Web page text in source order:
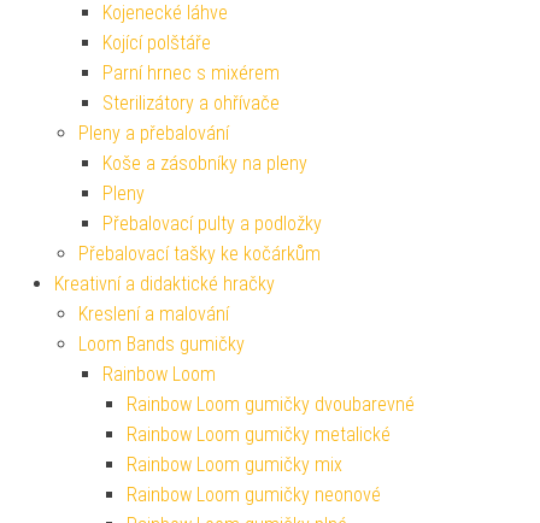
Kojenecké láhve
Kojící polštáře
Parní hrnec s mixérem
Sterilizátory a ohřívače
Pleny a přebalování
Koše a zásobníky na pleny
Pleny
Přebalovací pulty a podložky
Přebalovací tašky ke kočárkům
Kreativní a didaktické hračky
Kreslení a malování
Loom Bands gumičky
Rainbow Loom
Rainbow Loom gumičky dvoubarevné
Rainbow Loom gumičky metalické
Rainbow Loom gumičky mix
Rainbow Loom gumičky neonové